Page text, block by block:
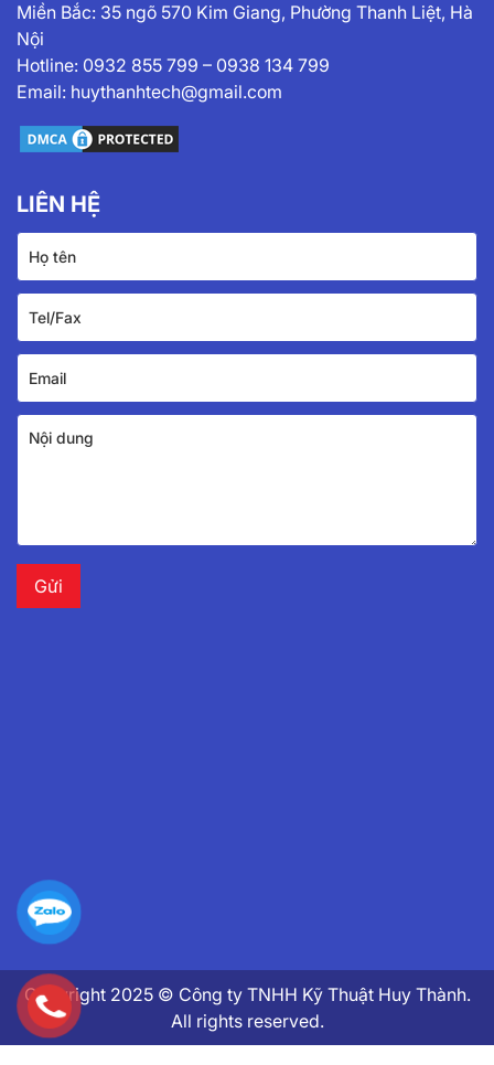
Miền Bắc: 35 ngõ 570 Kim Giang, Phường Thanh Liệt, Hà
Nội
Hotline: 0932 855 799 – 0938 134 799
Email: huythanhtech@gmail.com
LIÊN HỆ
Copyright 2025 © Công ty TNHH Kỹ Thuật Huy Thành.
All rights reserved.